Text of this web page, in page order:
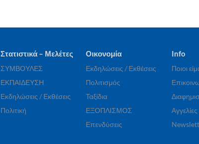
Στατιστικά – Μελέτες
ΣΥΜΒΟΥΛΕΣ
ΕΚΠΑΙΔΕΥΣΗ
Εκδηλώσεις / Εκθέσεις
Πολιτική
Οικονομία
Εκδηλώσεις / Εκθέσεις
Πολιτισμός
Ταξίδια
ΕΞΟΠΛΙΣΜΟΣ
Επενδύσεις
Info
Ποιοι
Αγγελίες